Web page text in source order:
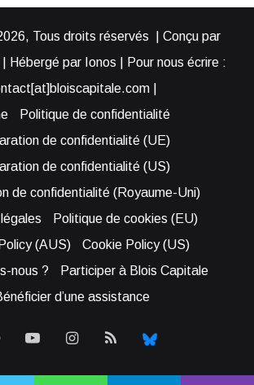
Tous droits réservés | Conçu par
Hébergé par Ionos | Pour nous écrire :
|
Politique de confidentialité
de confidentialité (UE)
de confidentialité (US)
de confidentialité (Royaume-Uni)
Politique de cookies (EU)
(AUS)
Cookie Policy (US)
nous ?
Participer à Blois Capitale
d’une assistance
FacebookYouTubeInstagram
RSS